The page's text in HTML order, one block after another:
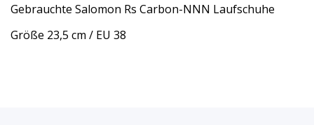
Gebrauchte Salomon Rs Carbon-NNN Laufschuhe
Größe 23,5 cm / EU 38